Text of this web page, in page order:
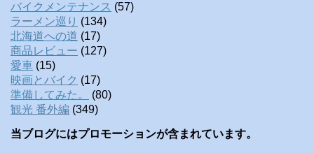
バイクメンテナンス (57)
ラーメン巡り (134)
北海道への道 (17)
商品レビュー (127)
愛車 (15)
映画とバイク (17)
準備してみた。
(80)
観光 番外編 (349)
当ブログにはプロモーションが含まれています。